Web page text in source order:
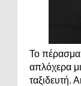
Το πέρασμα
απλόχερα
ταξιδευτή.